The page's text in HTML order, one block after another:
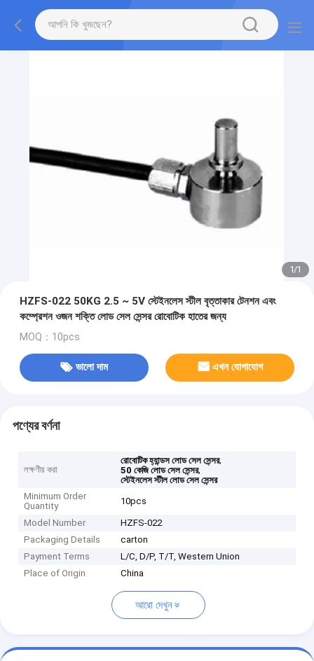
1/1
HZFS-022 50KG 2.5 ~ 5V স্টেইনলেস স্টীল বৃত্তাকার টেনশন এবং
কম্প্রেশন ওজন শক্তি লোড সেল সেন্সর রোবোটিক হাতের জন্য
MOQ：10pcs
ভালো দাম এখন যোগাযোগ
পণ্যের বর্ণনা
লক্ষণীয় করা
রোবোটিক হ্যান্ডস লোড সেল সেন্সর,
50 কেজি লোড সেল সেন্সর,
স্টেইনলেস স্টীল লোড সেল সেন্সর
Minimum Order
Quantity
10pcs
Model Number
HZFS-022
Packaging Details
carton
Payment Terms
L/C, D/P, T/T, Western Union
Place of Origin
China
আরো দেখুন